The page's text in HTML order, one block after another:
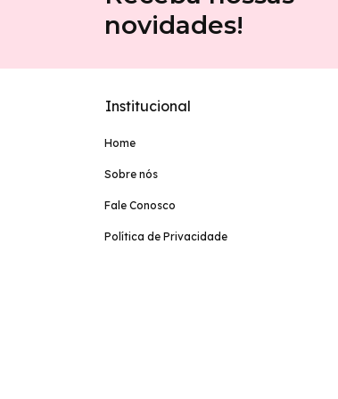
novidades!
Institucional
Home
Sobre nós
Fale Conosco
Política de Privacidade